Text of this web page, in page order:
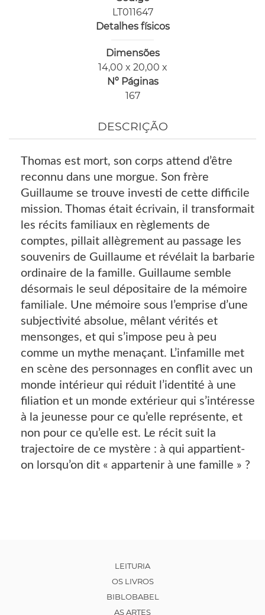
LT011647
Detalhes físicos
Dimensões
14,00 x 20,00 x
Nº Páginas
167
DESCRIÇÃO
Thomas est mort, son corps attend d’être
reconnu dans une morgue. Son frère
Guillaume se trouve investi de cette difficile
mission. Thomas était écrivain, il transformait
les récits familiaux en règlements de
comptes, pillait allègrement au passage les
souvenirs de Guillaume et révélait la barbarie
ordinaire de la famille. Guillaume semble
désormais le seul dépositaire de la mémoire
familiale. Une mémoire sous l’emprise d’une
subjectivité absolue, mêlant vérités et
mensonges, et qui s’impose peu à peu
comme un mythe menaçant. L’infamille met
en scène des personnages en conflit avec un
monde intérieur qui réduit l’identité à une
filiation et un monde extérieur qui s’intéresse
à la jeunesse pour ce qu’elle représente, et
non pour ce qu’elle est. Le récit suit la
trajectoire de ce mystère : à qui appartient-
on lorsqu’on dit « appartenir à une famille » ?
LEITURIA
OS LIVROS
BIBLOBABEL
AS ARTES